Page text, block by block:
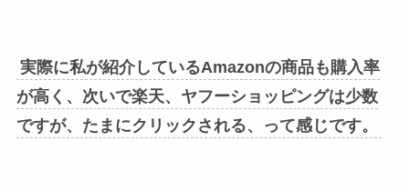
実際に私が紹介しているAmazonの商品も購入率
が高く、次いで楽天、ヤフーショッピングは少数
ですが、たまにクリックされる、って感じです。